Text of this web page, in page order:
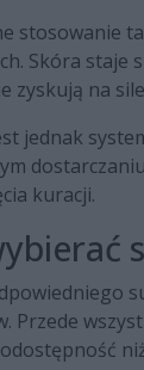
stosowanie
Skóra staje
zyskują na
jednak
kuracji.
Przede